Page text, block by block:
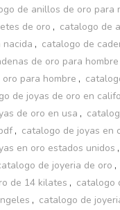
de anillos de oro para
de oro , catalogo de
nacida , catalogo de
de oro para hombre
para hombre ,
de joyas de oro en
de oro en usa ,
, catalogo de joyas en
en oro estados unidos ,
de joyeria de oro ,
de 14 kilates , catalogo
, catalogo de